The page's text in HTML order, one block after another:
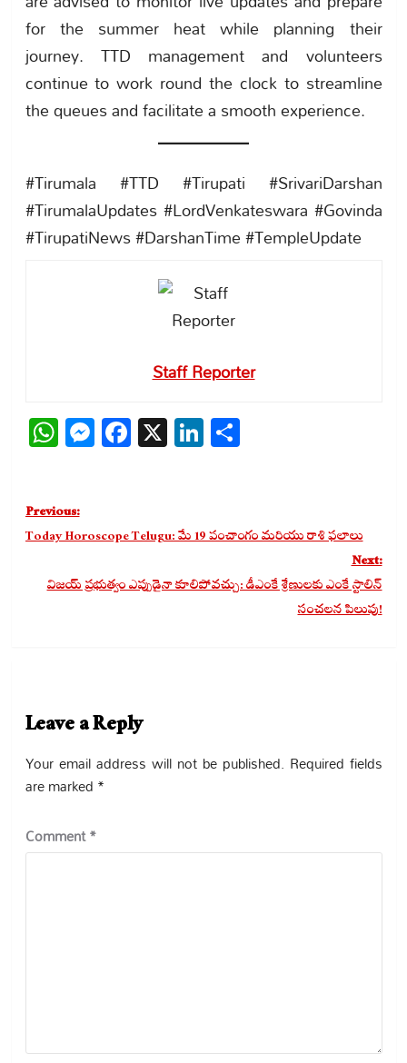
for the summer heat while planning their
journey. TTD management and volunteers
continue to work round the clock to streamline
the queues and facilitate a smooth experience.
#Tirumala #TTD #Tirupati #SrivariDarshan
#TirumalaUpdates #LordVenkateswara #Govinda
#TirupatiNews #DarshanTime #TempleUpdate
Staff Reporter
WhatsApp
Messenger
Facebook
X LinkedIn
Share
Post
navigation
Previous:
Today Horoscope Telugu: మే 19 పంచాంగం మరియు రాశి ఫలాలు
Next:
విజయ్ ప్రభుత్వం ఎప్పుడైనా కూలిపోవచ్చు: డీఎంకే శ్రేణులకు ఎంకే స్టాలిన్
సంచలన పిలుపు!
Leave a Reply
Your email address will not be published. Required fields
are marked *
Comment*